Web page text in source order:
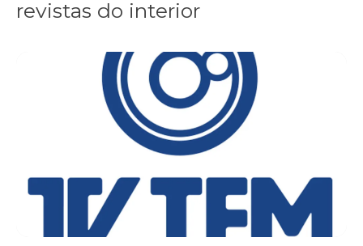
revistas do interior
Sindicato leva reivindicações à TV TEM, denunciada de cometer